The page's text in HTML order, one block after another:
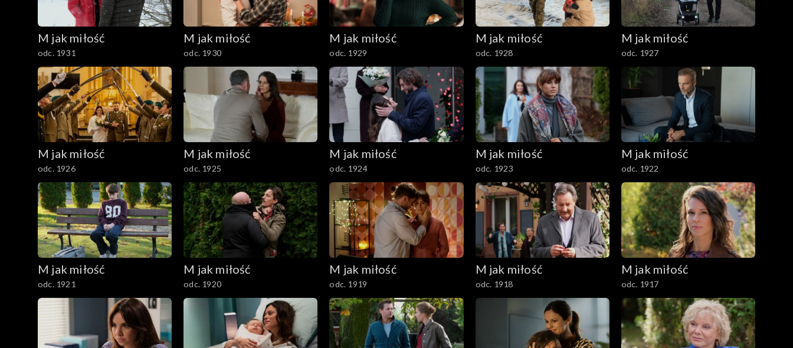
1301–1400
1201–1300
1101–1200
1001–1100
901–1000
801–900
701–800
601–700
501–600
401–500
301–400
201–300
M jak miłość
odc. 1931
M jak miłość
odc. 1930
M jak miłość
odc. 1929
M jak miłość
odc. 1928
M jak miłość
odc. 1927
M jak miłość
odc. 1926
M jak miłość
odc. 1925
M jak miłość
odc. 1924
M jak miłość
odc. 1923
M jak miłość
odc. 1922
M jak miłość
odc. 1921
M jak miłość
odc. 1920
M jak miłość
odc. 1919
M jak miłość
odc. 1918
M jak miłość
odc. 1917